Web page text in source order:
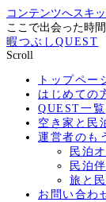
コンテンツへスキ
ここで出会った時
暇つぶしQUEST
Scroll
トップペー
はじめての
QUEST一覧
空き家と民
運営者のも
民泊
民泊
旅と
お問い合わ